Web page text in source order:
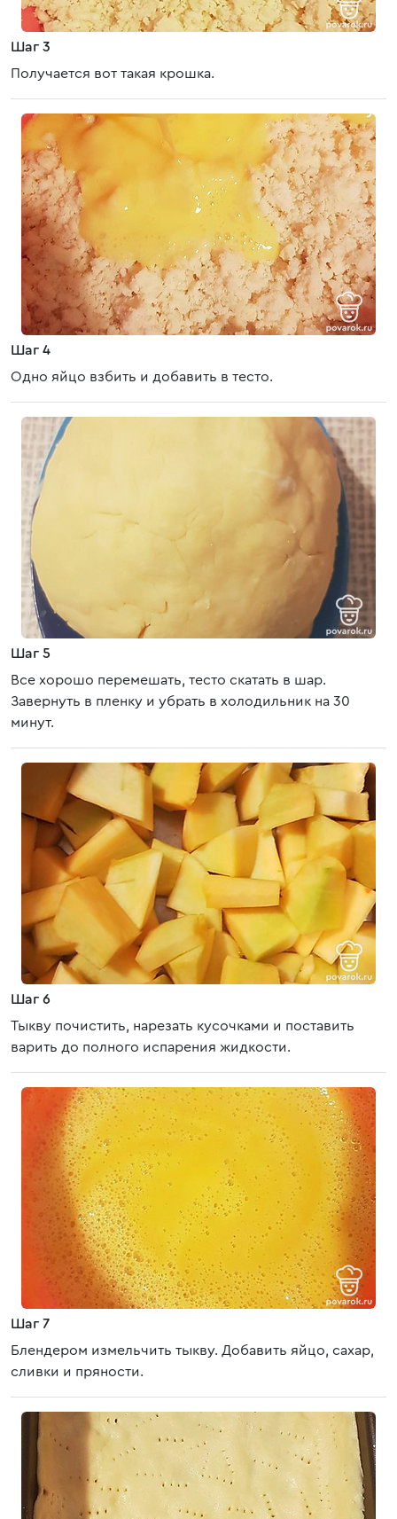
Шаг 3
Получается вот такая крошка.
Шаг 4
Одно яйцо взбить и добавить в тесто.
Шаг 5
Все хорошо перемешать, тесто скатать в шар.
Завернуть в пленку и убрать в холодильник на 30
минут.
Шаг 6
Тыкву почистить, нарезать кусочками и поставить
варить до полного испарения жидкости.
Шаг 7
Блендером измельчить тыкву. Добавить яйцо, сахар,
сливки и пряности.